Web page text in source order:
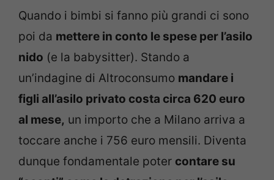
Quando i bimbi si fanno più grandi ci sono
poi da mettere in conto le spese per l’asilo
nido (e la babysitter). Stando a
un’indagine di Altroconsumo mandare i
figli all’asilo privato costa circa 620 euro
al mese, un importo che a Milano arriva a
toccare anche i 756 euro mensili. Diventa
dunque fondamentale poter contare su